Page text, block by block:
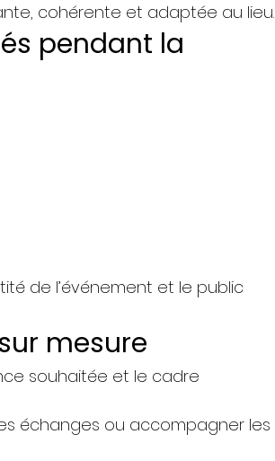
cohérente et adaptée au lieu.
pendant la
de l’événement et le public
mesure
souhaitée et le cadre
échanges ou accompagner les